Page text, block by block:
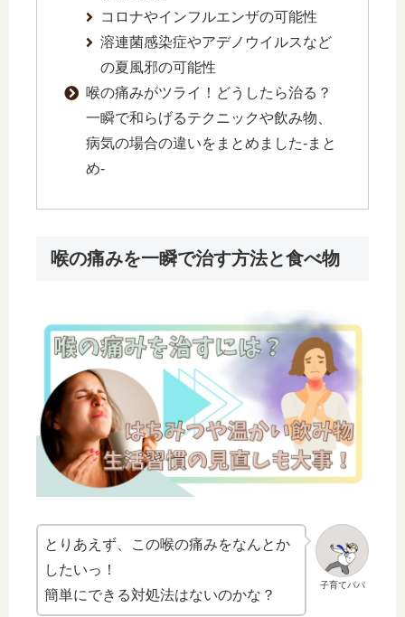
コロナやインフルエンザの可能性
溶連菌感染症やアデノウイルスなど
の夏風邪の可能性
喉の痛みがツライ！どうしたら治る？
一瞬で和らげるテクニックや飲み物、
病気の場合の違いをまとめました-まと
め-
喉の痛みを一瞬で治す方法と食べ物
子育てパパ
とりあえず、この喉の痛みをなんとか
したいっ！
簡単にできる対処法はないのかな？